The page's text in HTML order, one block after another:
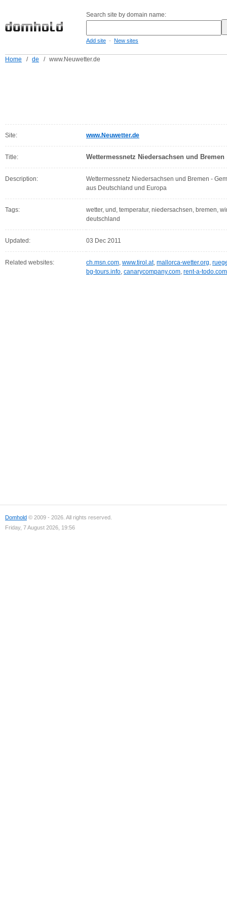
Search site by domain name:
Add site - New sites
Home / de / www.Neuwetter.de
Site: www.Neuwetter.de
Title: Wettermessnetz Niedersachsen und Bremen
Description:
Wettermessnetz Niedersachsen und Bremen -
aus Deutschland und Europa
Tags:
wetter, und, temperatur, niedersachsen, bremen,
deutschland
Updated: 03 Dec 2011
Related websites: ch.msn.com, www.tirol.at, mallorca-wetter.org,
bg-tours.info, canarycompany.com, rent-a-todo.com
Domhold © 2009 - 2026. All rights reserved.
Friday, 7 August 2026, 19:56